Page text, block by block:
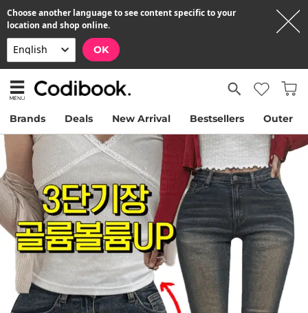
Choose another language to see content specific to your
location and shop online.
OK
Brands Deals New Arrival Bestsellers Outer